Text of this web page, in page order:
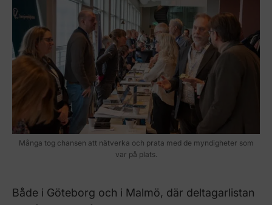
Många tog chansen att nätverka och prata med de myndigheter som
var på plats.
Både i Göteborg och i Malmö, där deltagarlistan